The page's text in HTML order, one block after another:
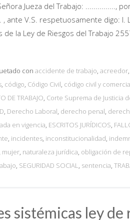
Jueza del Trabajo: ...............,
, ante V.S. respetuosamente digo:
la Ley de Riesgos del Trabajo
con accidente de trabajo, acreedor,
, código, Código Civil, código civil y
DE TRABAJO, Corte Suprema de Justicia
, Derecho Laboral, derecho penal,
en vigencia, ESCRITOS JURÍDICOS,
, incidentes, inconstitucionalidad,
mujer, naturaleza jurídica, obligación de
, SEGURIDAD SOCIAL, sentencia,
sistémicas ley